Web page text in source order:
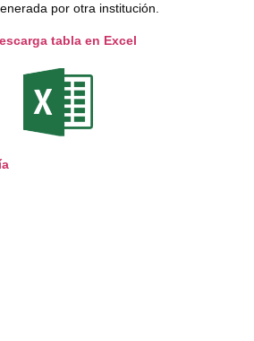
por otra institución.
tabla en Excel